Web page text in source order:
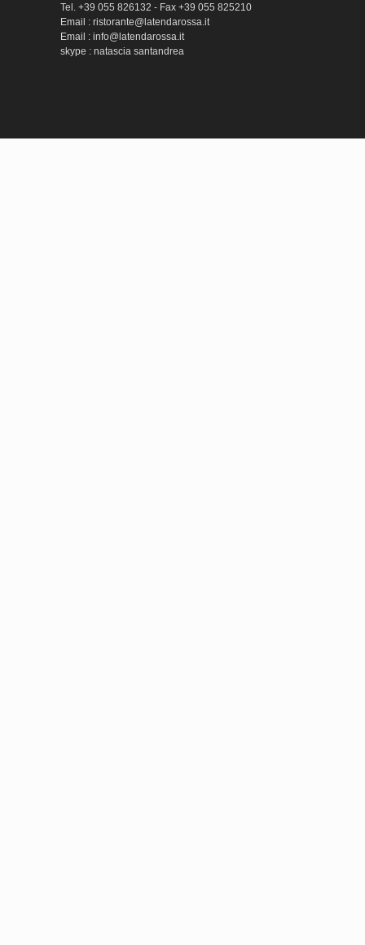
Tel. +39 055 826132 - Fax +39 055 825210
Email : ristorante@latendarossa.it
Email : info@latendarossa.it
skype : natascia santandrea